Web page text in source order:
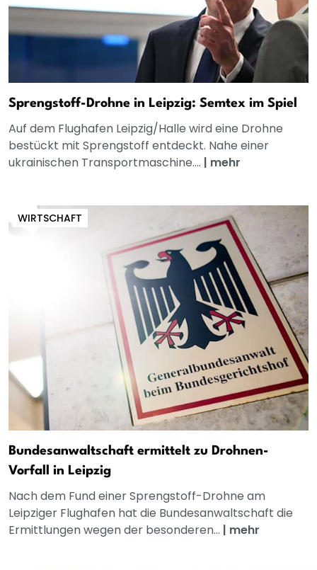
Sprengstoff-Drohne in Leipzig: Semtex im Spiel
Auf dem Flughafen Leipzig/Halle wird eine Drohne
bestückt mit Sprengstoff entdeckt. Nahe einer
ukrainischen Transportmaschine.... | mehr
WIRTSCHAFT
Bundesanwaltschaft ermittelt zu Drohnen-
Vorfall in Leipzig
Nach dem Fund einer Sprengstoff-Drohne am
Leipziger Flughafen hat die Bundesanwaltschaft die
Ermittlungen wegen der besonderen... | mehr